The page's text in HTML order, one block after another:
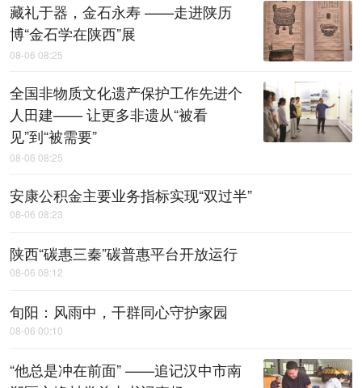
藏礼于器，金石永寿 ——走进陕历
博“金石学在陕西”展
08-06 08:25
全国非物质文化遗产保护工作先进个
人田建—— 让更多非遗从“被看
见”到“被需要”
08-06 08:25
安康公积金主要业务指标实现“双过半”
08-06 08:23
陕西“碳惠三秦”碳普惠平台开放运行
08-06 08:12
旬阳：风雨中，​干群同心守护家园
08-06 00:10
“他总是冲在前面” ——追记汉中市南